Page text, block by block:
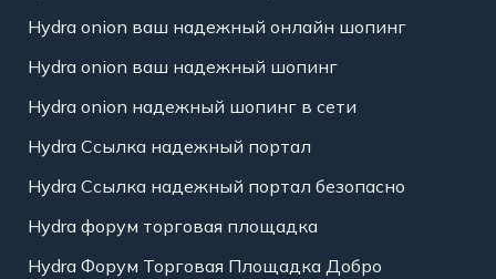
Hydra onion ваш надежный онлайн шопинг
Hydra onion ваш надежный шопинг
Hydra onion надежный шопинг в сети
Hydra Ссылка надежный портал
Hydra Ссылка надежный портал безопасно
Hydra форум торговая площадка
Hydra Форум Торговая Площадка Добро